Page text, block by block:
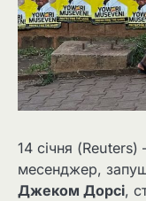
14 січня
месенджер,
Джеком Дорсі,